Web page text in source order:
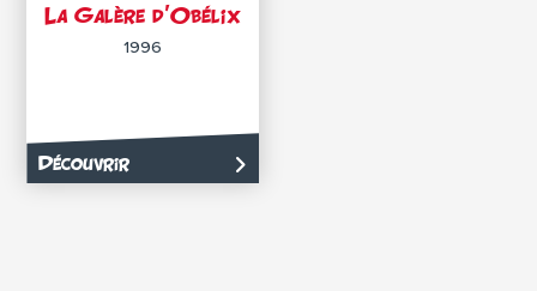
La Galère d’Obélix
1996
Découvrir